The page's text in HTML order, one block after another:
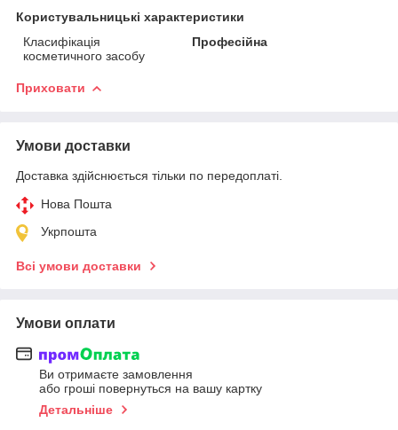
Користувальницькі характеристики
Класифікація
косметичного засобу
Професійна
Приховати
Умови доставки
Доставка здійснюється тільки по передоплаті.
Нова Пошта
Укрпошта
Всі умови доставки
Умови оплати
Ви отримаєте замовлення
або гроші повернуться на вашу картку
Детальніше